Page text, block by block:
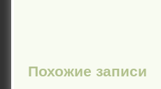
Похожие записи